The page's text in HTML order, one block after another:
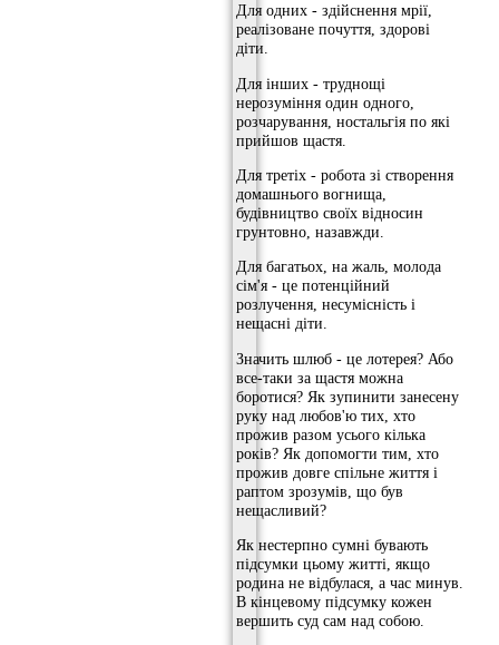
Для одних - здійснення мрії,
реалізоване почуття, здорові
діти.
Для інших - труднощі
нерозуміння один одного,
розчарування, ностальгія по які
прийшов щастя.
Для третіх - робота зі створення
домашнього вогнища,
будівництво своїх відносин
грунтовно, назавжди.
Для багатьох, на жаль, молода
сім'я - це потенційний
розлучення, несумісність і
нещасні діти.
Значить шлюб - це лотерея? Або
все-таки за щастя можна
боротися? Як зупинити занесену
руку над любов'ю тих, хто
прожив разом усього кілька
років? Як допомогти тим, хто
прожив довге спільне життя і
раптом зрозумів, що був
нещасливий?
Як нестерпно сумні бувають
підсумки цьому житті, якщо
родина не відбулася, а час минув.
В кінцевому підсумку кожен
вершить суд сам над собою.